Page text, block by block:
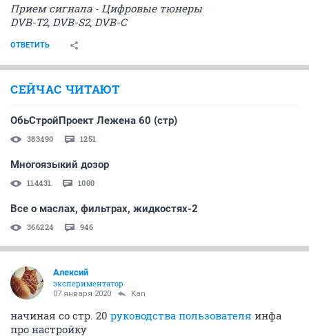
Прием сигнала - Цифровые тюнеры
DVB-T2, DVB-S2, DVB-C
ОТВЕТИТЬ
СЕЙЧАС ЧИТАЮТ
ОбьСтройПроект Лежена 60 (стр)
383490 1251
Многоязыкий дозор
114431 1000
Все о маслах, фильтрах, жидкостях-2
366224 946
Алексий
экспериментатор
07 января 2020 Kan
начиная со стр. 20 руководства пользователя инфа
про настройку